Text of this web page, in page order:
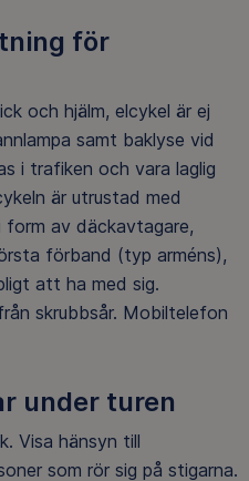
för
och hjälm, elcykel är ej
samt baklyse vid
i trafiken och vara laglig
är utrustad med
form av däckavtagare,
förband (typ arméns),
att ha med sig.
skrubbsår. Mobiltelefon
under turen
Visa hänsyn till
som rör sig på stigarna.